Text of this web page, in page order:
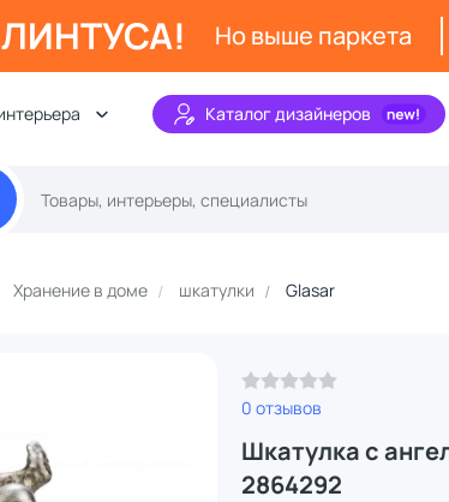
Но выше паркета
Каталог дизайнеров
Хранение в доме шкатулки Glasar
0 отзывов
Шкатулка с
2864292